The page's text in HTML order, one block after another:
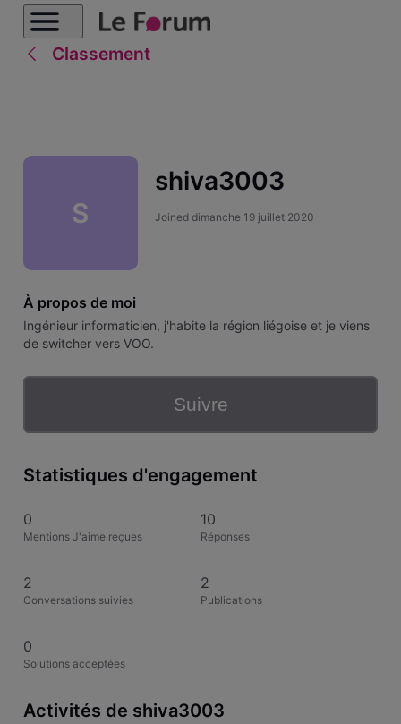
Classement
S
shiva3003
Joined dimanche 19 juillet 2020
À propos de moi
Ingénieur informaticien, j'habite la région liégoise et je viens
de switcher vers VOO.
Suivre
Statistiques d'engagement
0
Mentions J'aime reçues
10
Réponses
2
Conversations suivies
2
Publications
0
Solutions acceptées
Activités de shiva3003